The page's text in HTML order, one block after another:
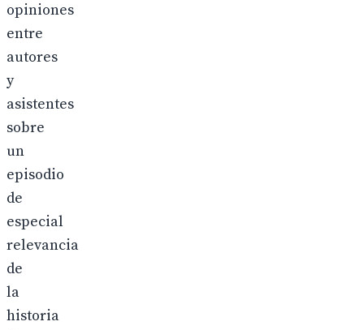
opiniones
entre
autores
y
asistentes
sobre
un
episodio
de
especial
relevancia
de
la
historia